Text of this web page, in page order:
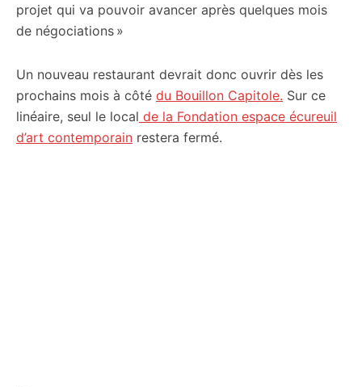
projet qui va pouvoir avancer après quelques mois
de négociations »
Un nouveau restaurant devrait donc ouvrir dès les
prochains mois à côté du Bouillon Capitole. Sur ce
linéaire, seul le local de la Fondation espace écureuil
d’art contemporain restera fermé.